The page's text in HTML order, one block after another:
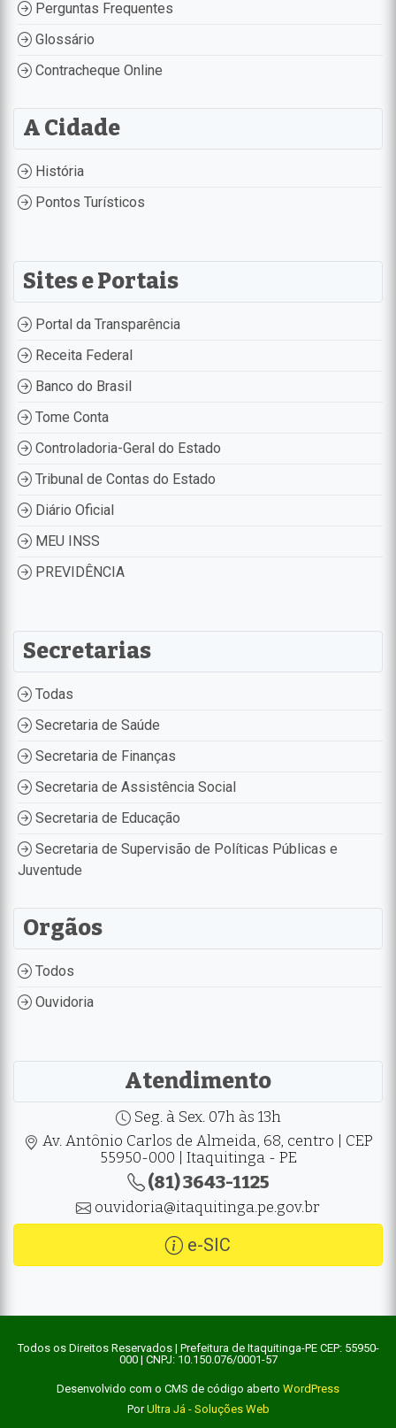
Perguntas Frequentes
Glossário
Contracheque Online
A Cidade
História
Pontos Turísticos
Sites e Portais
Portal da Transparência
Receita Federal
Banco do Brasil
Tome Conta
Controladoria-Geral do Estado
Tribunal de Contas do Estado
Diário Oficial
MEU INSS
PREVIDÊNCIA
Secretarias
Todas
Secretaria de Saúde
Secretaria de Finanças
Secretaria de Assistência Social
Secretaria de Educação
Secretaria de Supervisão de Políticas Públicas e
Juventude
Orgãos
Todos
Ouvidoria
Atendimento
Seg. à Sex. 07h às 13h
Av. Antônio Carlos de Almeida, 68, centro | CEP
55950-000 | Itaquitinga - PE
(81) 3643-1125
ouvidoria@itaquitinga.pe.gov.br
e-SIC
Todos os Direitos Reservados | Prefeitura de Itaquitinga-PE CEP: 55950-
000 | CNPJ: 10.150.076/0001-57
Desenvolvido com o CMS de código aberto WordPress
PorUltra Já - Soluções Web